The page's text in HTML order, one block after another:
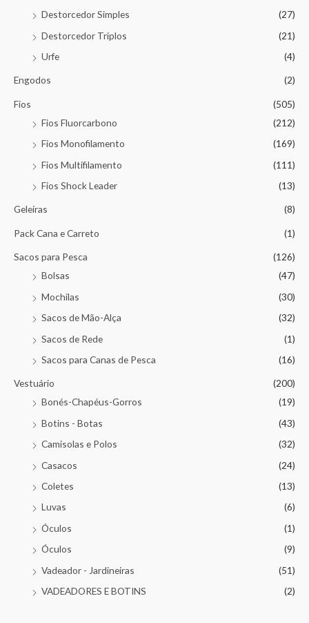
Destorcedor Simples
(27)
Destorcedor Triplos
(21)
Urfe
(4)
Engodos (2)
Fios
(505)
Fios Fluorcarbono
(212)
Fios Monofilamento
(169)
Fios Multifilamento
(111)
Fios Shock Leader
(13)
Geleiras (8)
Pack Cana e Carreto (1)
Sacos para Pesca
(126)
Bolsas
(47)
Mochilas
(30)
Sacos de Mão-Alça
(32)
Sacos de Rede
(1)
Sacos para Canas de Pesca
(16)
Vestuário
(200)
Bonés-Chapéus-Gorros
(19)
Botins - Botas
(43)
Camisolas e Polos
(32)
Casacos
(24)
Coletes
(13)
Luvas
(6)
Óculos
(1)
Óculos
(9)
Vadeador - Jardineiras
(51)
VADEADORES E BOTINS
(2)